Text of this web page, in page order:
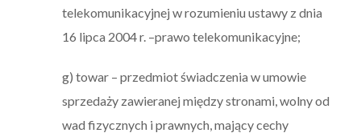
telekomunikacyjnej w rozumieniu ustawy z dnia
16 lipca 2004 r. –prawo telekomunikacyjne;
g) towar – przedmiot świadczenia w umowie
sprzedaży zawieranej między stronami, wolny od
wad fizycznych i prawnych, mający cechy